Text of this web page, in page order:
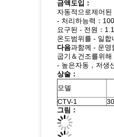
금액도입：
자동적으로제어된
- 처리하능력：
요구된 - 전원：
온도범위를 - 일
다음과함께 - 운영
굽기＆건조를위
- 높은자동，저생
상술：
모델
CTV-1
그림：